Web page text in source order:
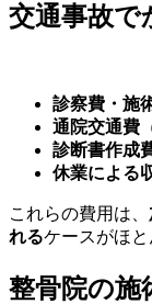
交通事故で
診察費・施
通院交通費
診断書作成
休業による
これらの費用は、
れるケースがほと
整骨院の施